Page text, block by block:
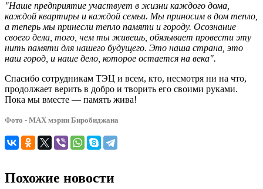
"Наше предприятие участвует в жизни каждого дома,
каждой квартиры и каждой семьи. Мы приносим в дом тепло,
а теперь мы принесли тепло памяти и городу. Осознание
своего дела, того, чем ты живешь, обязывает провести эту
нить памяти для нашего будущего. Это наша страна, это
наш город, и наше дело, которое остается на века".
Спасибо сотрудникам ТЭЦ и всем, кто, несмотря ни на что,
продолжает верить в добро и творить его своими руками.
Пока мы вместе — память жива!
Фото - МАХ мэрии Биробиджана
Похожие новости